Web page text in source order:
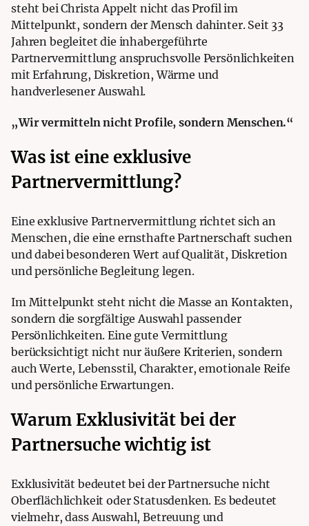
steht bei Christa Appelt nicht das Profil im
Mittelpunkt, sondern der Mensch dahinter. Seit 33
Jahren begleitet die inhabergeführte
Partnervermittlung anspruchsvolle Persönlichkeiten
mit Erfahrung, Diskretion, Wärme und
handverlesener Auswahl.
„Wir vermitteln nicht Profile, sondern Menschen.“
Was ist eine exklusive
Partnervermittlung?
Eine exklusive Partnervermittlung richtet sich an
Menschen, die eine ernsthafte Partnerschaft suchen
und dabei besonderen Wert auf Qualität, Diskretion
und persönliche Begleitung legen.
Im Mittelpunkt steht nicht die Masse an Kontakten,
sondern die sorgfältige Auswahl passender
Persönlichkeiten. Eine gute Vermittlung
berücksichtigt nicht nur äußere Kriterien, sondern
auch Werte, Lebensstil, Charakter, emotionale Reife
und persönliche Erwartungen.
Warum Exklusivität bei der
Partnersuche wichtig ist
Exklusivität bedeutet bei der Partnersuche nicht
Oberflächlichkeit oder Statusdenken. Es bedeutet
vielmehr, dass Auswahl, Betreuung und